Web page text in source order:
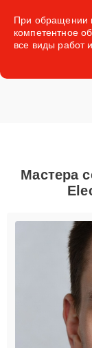
При обращении
компетентное
все виды работ
Мастера